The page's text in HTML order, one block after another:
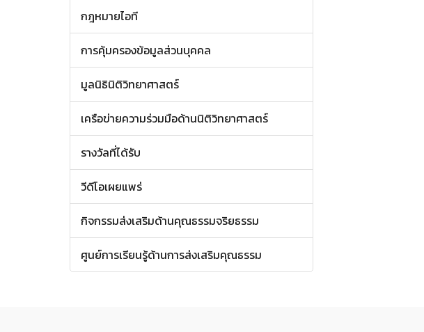
กฎหมายไอที
การคุ้มครองข้อมูลส่วนบุคคล
มูลนิธินิติวิทยาศาสตร์
เครือข่ายความร่วมมือด้านนิติวิทยาศาสตร์
รางวัลที่ได้รับ
วีดีโอเผยแพร่
กิจกรรมส่งเสริมด้านคุณธรรมจริยธรรม
ศูนย์การเรียนรู้ด้านการส่งเสริมคุณธรรม